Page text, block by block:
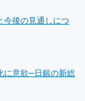
今後の見通しにつ
に意欲─日銀の新総